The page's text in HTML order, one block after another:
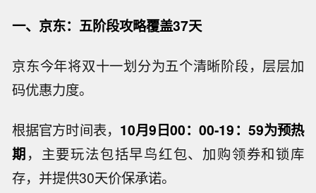
一、京东：五阶段攻略覆盖37天
京东今年将双十一划分为五个清晰阶段，层层加
码优惠力度。
根据官方时间表， 10月9日00：00-19：59为预热
期，主要玩法包括早鸟红包、加购领券和锁库
存，并提供30天价保承诺。